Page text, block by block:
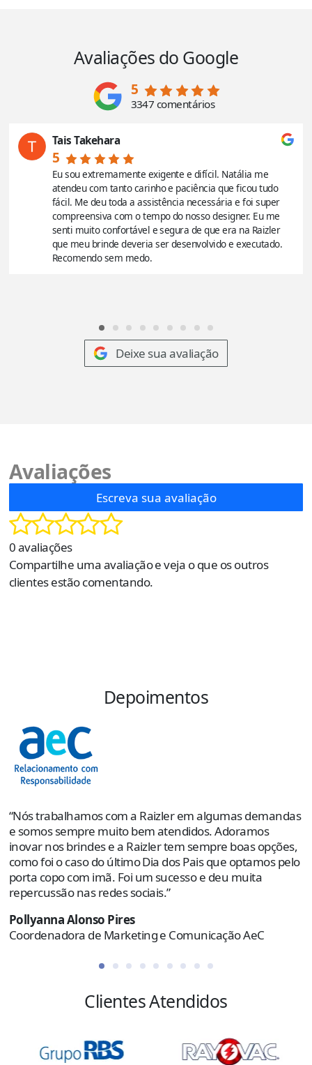
Avaliações do Google
5
3347 comentários
Tais Takehara
5
Eu sou extremamente exigente e difícil. Natália me
atendeu com tanto carinho e paciência que ficou tudo
fácil. Me deu toda a assistência necessária e foi super
compreensiva com o tempo do nosso designer. Eu me
senti muito confortável e segura de que era na Raizler
que meu brinde deveria ser desenvolvido e executado.
Recomendo sem medo.
Deixe sua avaliação
Avaliações
Escreva sua avaliação
0 avaliações
Compartilhe uma avaliação e veja o que os outros
clientes estão comentando.
Depoimentos
“Nós trabalhamos com a Raizler em algumas demandas
e somos sempre muito bem atendidos. Adoramos
inovar nos brindes e a Raizler tem sempre boas opções,
como foi o caso do último Dia dos Pais que optamos pelo
porta copo com imã. Foi um sucesso e deu muita
repercussão nas redes sociais.”
Pollyanna Alonso Pires
Coordenadora de Marketing e Comunicação AeC
Clientes Atendidos